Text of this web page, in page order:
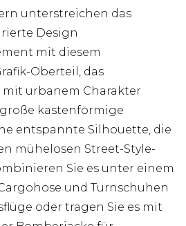
unterstreichen das
Design
mit diesem
Oberteil, das
mit urbanem Charakter
kastenförmige
entspannte Silhouette, die
mühelosen Street-Style-
Sie es unter einem
und Turnschuhen
oder tragen Sie es mit